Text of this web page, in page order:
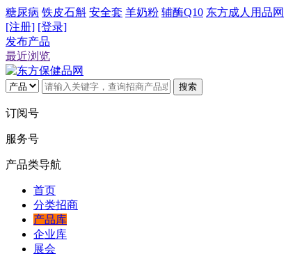
糖尿病 铁皮石斛 安全套 羊奶粉 辅酶Q10 东方成人用品网
[注册] [登录]
发布产品
最近浏览
搜索
订阅号
服务号
产品类导航
首页
分类招商
产品库
企业库
展会